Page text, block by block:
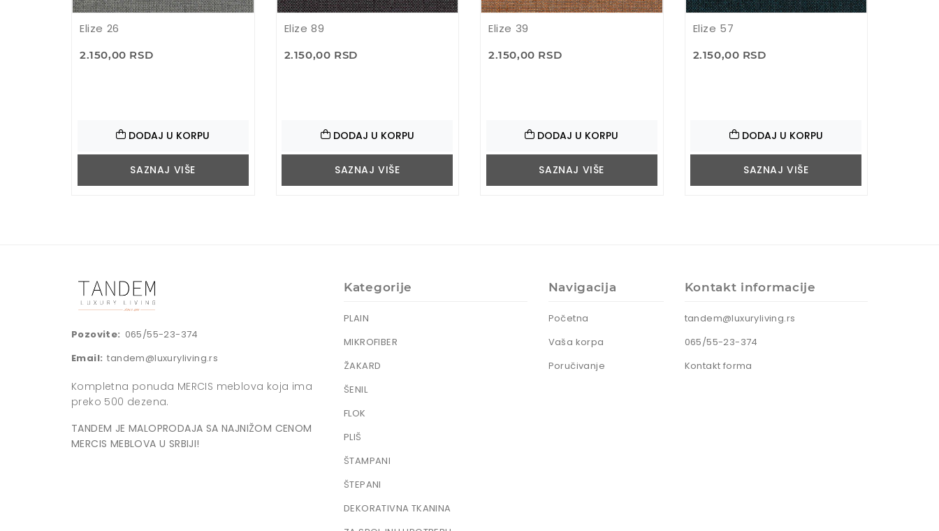
Elize 26
2.150,00 RSD
DODAJ U KORPU
SAZNAJ VIŠE
Elize 89
2.150,00 RSD
DODAJ U KORPU
SAZNAJ VIŠE
Elize 39
2.150,00 RSD
DODAJ U KORPU
SAZNAJ VIŠE
Elize 57
2.150,00 RSD
DODAJ U KORPU
SAZNAJ VIŠE
Pozovite: 065/55-23-374
Email: tandem@luxuryliving.rs
Kompletna ponuda MERCIS meblova koja ima
preko 500 dezena.
TANDEM JE MALOPRODAJA SA NAJNIŽOM CENOM
MERCIS MEBLOVA U SRBIJI!
Kategorije
PLAIN
MIKROFIBER
ŽAKARD
ŠENIL
FLOK
PLIŠ
ŠTAMPANI
ŠTEPANI
DEKORATIVNA TKANINA
Navigacija
Početna
Vaša korpa
Poručivanje
Kontakt informacije
tandem@luxuryliving.rs
065/55-23-374
Kontakt forma